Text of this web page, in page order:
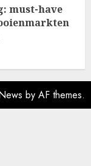
must-have
by AF themes.